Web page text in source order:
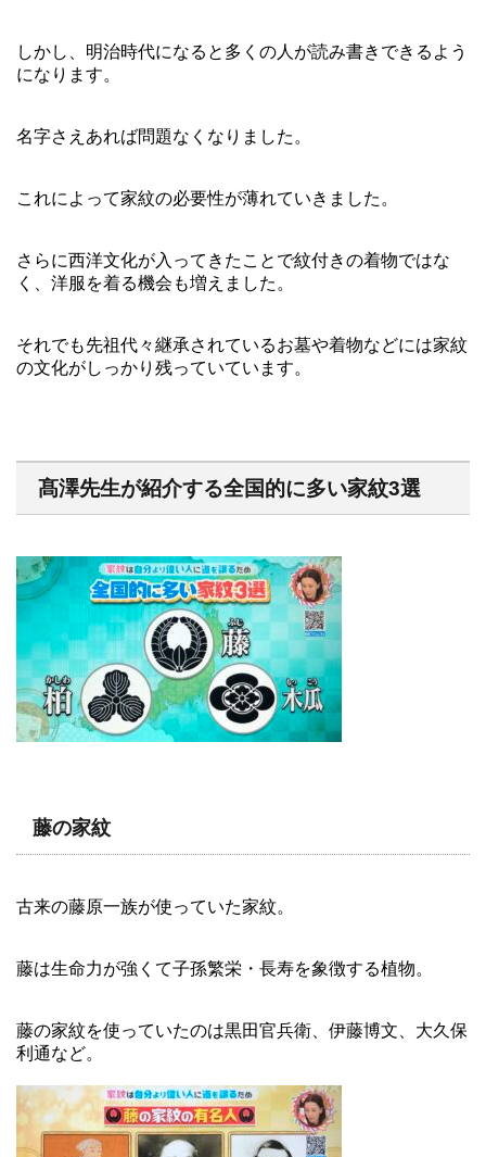
しかし、明治時代になると多くの人が読み書きできるよう
になります。
名字さえあれば問題なくなりました。
これによって家紋の必要性が薄れていきました。
さらに西洋文化が入ってきたことで紋付きの着物ではな
く、洋服を着る機会も増えました。
それでも先祖代々継承されているお墓や着物などには家紋
の文化がしっかり残っていています。
髙澤先生が紹介する全国的に多い家紋3選
藤の家紋
古来の藤原一族が使っていた家紋。
藤は生命力が強くて子孫繁栄・長寿を象徴する植物。
藤の家紋を使っていたのは黒田官兵衛、伊藤博文、大久保
利通など。